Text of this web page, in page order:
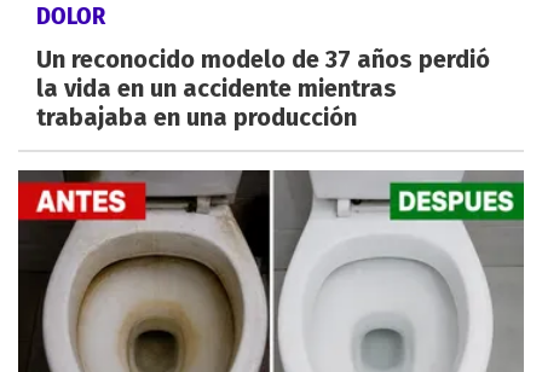
DOLOR
Un reconocido modelo de 37 años perdió
la vida en un accidente mientras
trabajaba en una producción